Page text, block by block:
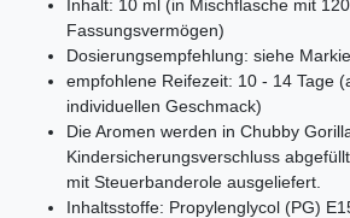
Inhalt: 10 ml (in Mischflasche mit 120
Fassungsvermögen)
Dosierungsempfehlung: siehe
empfohlene Reifezeit: 10 - 14 Tage
individuellen Geschmack)
Die Aromen werden in Chubby
Kindersicherungsverschluss
mit Steuerbanderole ausgeliefert.
Inhaltsstoffe: Propylenglycol (PG)